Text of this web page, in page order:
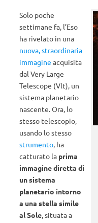
Solo poche
settimane fa, l’Eso
ha rivelato in una
nuova, straordinaria
immagine acquisita
dal Very Large
Telescope (Vlt), un
sistema planetario
nascente. Ora, lo
stesso telescopio,
usando lo stesso
strumento, ha
catturato la prima
immagine diretta di
un sistema
planetario intorno
a una stella simile
al Sole, situata a